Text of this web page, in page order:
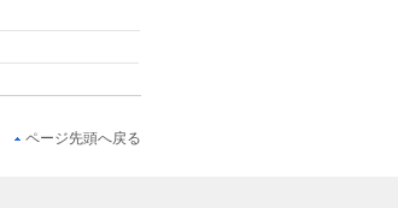
ページ先頭へ戻る